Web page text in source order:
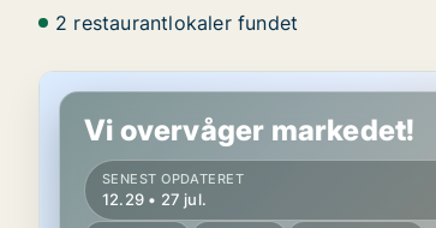
2 restaurantlokaler fundet
Restaurant i Silkeborg
Vi overvåger markedet!
SENEST OPDATERET
12.29 • 27 jul.